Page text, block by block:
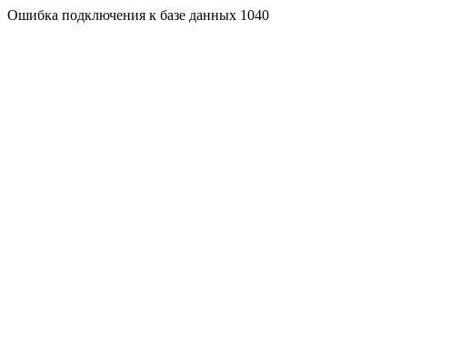
Ошибка подключения к базе данных 1040